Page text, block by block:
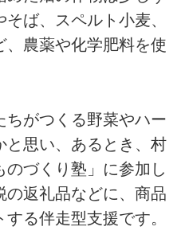
県・阿蘇の山奥で平日は畑仕
週末は夫と小さなレストラン
んでいる折居多恵さん。もと
雑貨クリエイターとして東京
を経営しており、仕事も暮ら
イプ。田舎暮らしをしたかっ
けではないといいます。計画
識より“面白さ”を優先した結
思いもよらなかった場所で、
のいまも、日々、あたらしい
を発見しているそう。今回は
れもが暮らしのクリエイタ
ば、スペルト小麦、
、農薬や化学肥料を使
ちがつくる野菜やハー
と思い、あるとき、村
づくり塾」に参加し
の返礼品などに、商品
る伴走型支援です。